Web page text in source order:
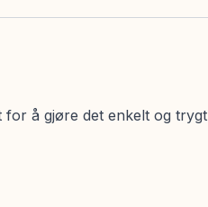
for å gjøre det enkelt og